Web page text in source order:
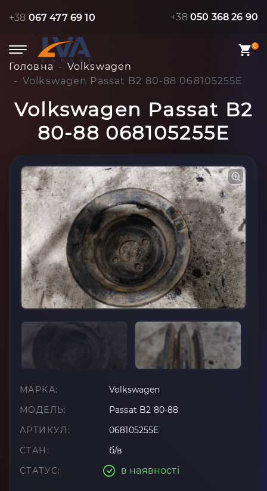
+38 067 477 69 10 +38 050 368 26 90
0
Головна
Volkswagen
Volkswagen Passat B2 80-88 068105255E
Volkswagen Passat B2
80-88 068105255E
МАРКА:
Volkswagen
МОДЕЛЬ:
Passat B2 80-88
АРТИКУЛ:
068105255E
СТАН:
б/в
СТАТУС:
в наявності